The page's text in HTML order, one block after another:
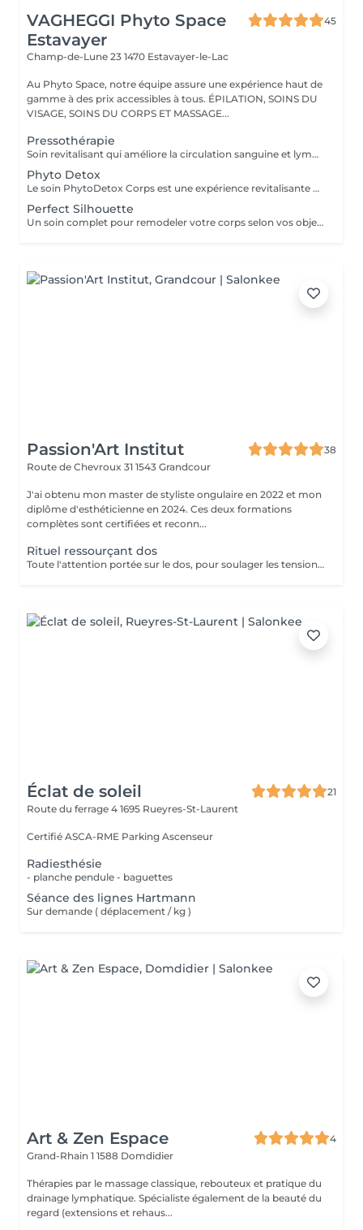
VAGHEGGI Phyto Space
Estavayer
45
Champ-de-Lune 23 1470 Estavayer-le-Lac
Au Phyto Space, notre équipe assure une expérience haut de
gamme à des prix accessibles à tous. ÉPILATION, SOINS DU
VISAGE, SOINS DU CORPS ET MASSAGE...
Pressothérapie
Soin revitalisant qui améliore la circulation sanguine et lymphatique, réduit les oedèmes et aide à affiner la silhouette. Idéal pour soulager les jambes lourdes et favoriser une meilleure récupération musculaire.
Phyto Detox
Le soin PhytoDetox Corps est une expérience revitalisante qui combine un gommage corporel, un enveloppement détoxifiant et un massage au choix. Ce traitement de 60 minutes élimine les toxines, améliore la circulation sanguine et nourrit la peau en profondeur, en procurant une sensation de bien-être et de relaxation. Possiblité de combiné avec une session de pressothérapie de 30 minutes pour un total de 180.-
Perfect Silhouette
Un soin complet pour remodeler votre corps selon vos objectifs. Idéal pour des jambes légères, réduire la cellulite, remodeler les jambes, les fesses, les hanches et l'abdomen, tonifier le buste et diminuer les vergetures.
Passion'Art Institut
38
Route de Chevroux 31 1543 Grandcour
J'ai obtenu mon master de styliste ongulaire en 2022 et mon
diplôme d'esthéticienne en 2024. Ces deux formations
complètes sont certifiées et reconn...
Rituel ressourçant dos
Toute l'attention portée sur le dos, pour soulager les tensions, gommer, hydrater et retrouver de la vitalité.
Éclat de soleil
21
Route du ferrage 4 1695 Rueyres-St-Laurent
Certifié ASCA-RME Parking Ascenseur
Radiesthésie
- planche pendule - baguettes
Séance des lignes Hartmann
Sur demande ( déplacement / kg )
Art & Zen Espace
4
Grand-Rhain 1 1588 Domdidier
Thérapies par le massage classique, rebouteux et pratique du
drainage lymphatique. Spécialiste également de la beauté du
regard (extensions et rehaus...